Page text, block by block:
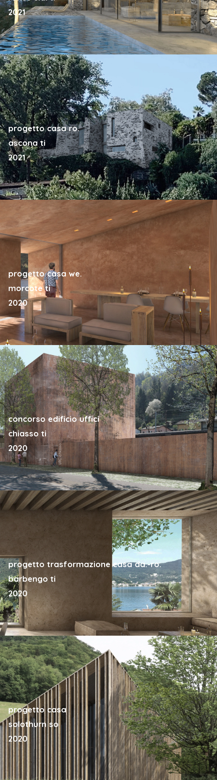
2021
progetto casa ro.
ascona ti
2021
progetto casa we.
morcote ti
2020
concorso edificio uffici
chiasso ti
2020
progetto trasformazione casa da.-ro.
barbengo ti
2020
progetto casa
solothurn so
2020